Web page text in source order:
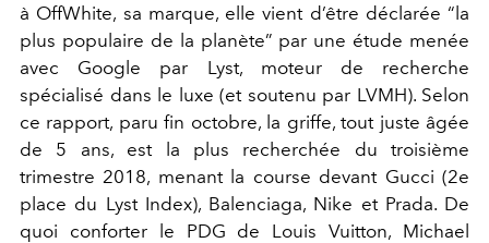
à OffWhite, sa marque, elle vient d’être déclarée “la
plus populaire de la planète” par une étude menée
avec Google par Lyst, moteur de recherche
spécialisé dans le luxe (et soutenu par LVMH). Selon
ce rapport, paru fin octobre, la griffe, tout juste âgée
de 5 ans, est la plus recherchée du troisième
trimestre 2018, menant la course devant Gucci (2e
place du Lyst Index), Balenciaga, Nike et Prada. De
quoi conforter le PDG de Louis Vuitton, Michael